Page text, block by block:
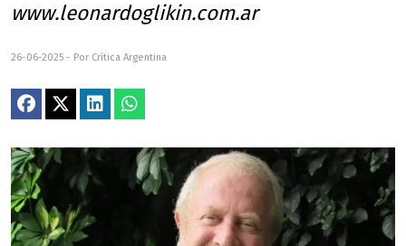
www.leonardoglikin.com.ar
26-06-2025 - Por Crítica Argentina